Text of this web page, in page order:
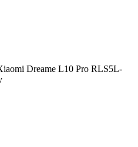
Dreame L10 Pro RLS5L-